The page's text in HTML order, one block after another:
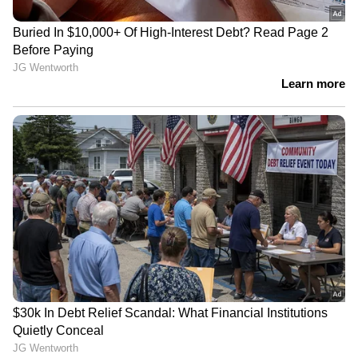
അറിയില്ല. ഒരുപക്ഷെ അവരുടെ ഓര്‍മ്മകള്‍
തന്നെ മരവിച്ചു പോയിട്ടുണ്ടാവാം.
ഡേവിഡിന് ദീദി എന്നാല്‍ ചലിക്കുന്ന ഒരു
ഭക്ഷണശാല മാത്രമായിരുന്നു. ചേര്‍ന്നിരുന്നിട്ടും
പൊട്ടിപ്പോകുന്ന ചങ്ങലക്കണ്ണികളാണ്
മനുഷ്യനും മനുഷ്യബന്ധങ്ങളുമെന്ന്
അനുഭവങ്ങള്‍ തലച്ചോറിലേക്ക് വിഷസൂചി
കൊണ്ട് കുത്തിവച്ചത് കൊണ്ടാവും അയാള്‍
ദീദിയോട് മിണ്ടാന്‍ വല്ലാതെ ഭയപ്പെട്ടിരുന്നു.
രാവുണരുമ്പോള്‍ ഡേവിഡ് മുഷിഞ്ഞ